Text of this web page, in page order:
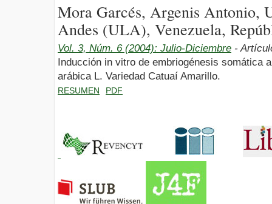
Mora Garcés, Argenis Antonio,
Andes (ULA), Venezuela,
Vol. 3, Núm. 6 (2004): Julio-Diciembre -
Inducción in vitro de embriogénesis somática
arábica L. Variedad Catuaí Amarillo.
RESUMEN PDF